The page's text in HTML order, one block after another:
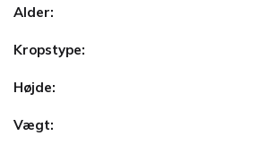
Alder:
Kropstype:
Højde:
Vægt: